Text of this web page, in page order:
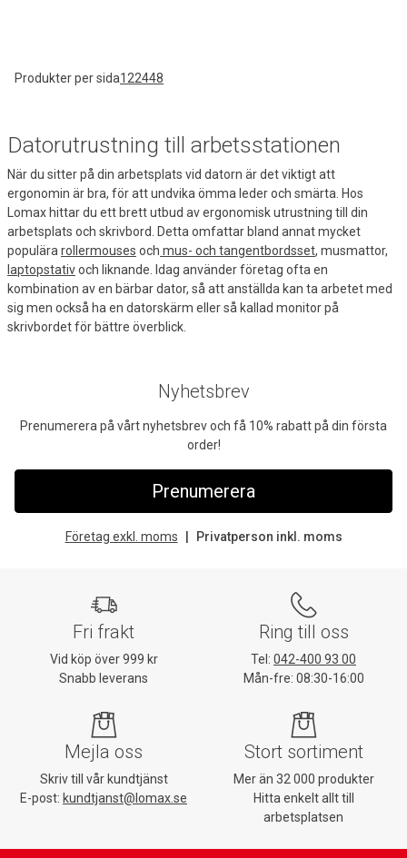
Produkter per sida122448
Datorutrustning till arbetsstationen
När du sitter på din arbetsplats vid datorn är det viktigt att
ergonomin är bra, för att undvika ömma leder och smärta. Hos
Lomax hittar du ett brett utbud av ergonomisk utrustning till din
arbetsplats och skrivbord. Detta omfattar bland annat mycket
populära rollermouses och mus- och tangentbordsset, musmattor,
laptopstativoch liknande. Idag använder företag ofta en
kombination av en bärbar dator, så att anställda kan ta arbetet med
sig men också ha en datorskärm eller så kallad monitor på
skrivbordet för bättre överblick.
Nyhetsbrev
Prenumerera på vårt nyhetsbrev och få 10% rabatt på din första
order!
Prenumerera
Företag exkl. moms Privatperson inkl. moms
Fri frakt
Vid köp över 999 kr
Snabb leverans
Ring till oss
Tel: 042-400 93 00
Mån-fre: 08:30-16:00
Mejla oss
Skriv till vår kundtjänst
E-post: kundtjanst@lomax.se
Stort sortiment
Mer än 32 000 produkter
Hitta enkelt allt till
arbetsplatsen